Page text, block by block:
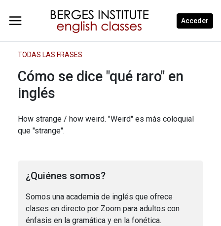
Acceder
TODAS LAS FRASES
Cómo se dice "qué raro" en
inglés
How strange / how weird. "Weird" es más coloquial
que "strange".
¿Quiénes somos?
Somos una academia de inglés que ofrece
clases en directo por Zoom para adultos con
énfasis en la gramática y en la fonética.